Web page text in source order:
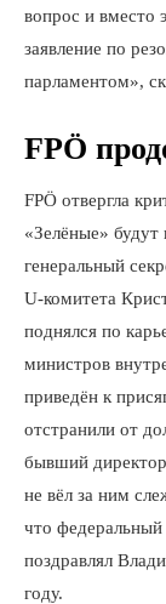
вопрос и вместо
заявление по
парламентом»,
FPÖ
FPÖ отвергла
«Зелёные»
генеральный
U-комитета
поднялся по
министров
приведён к
отстранили от
бывший
не вёл за ним
что
поздравлял
году.